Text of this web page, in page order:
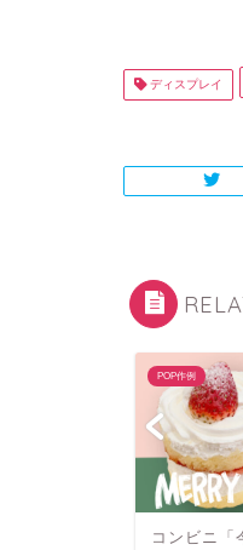
ディスプレイ
POP作例
コンビニ「